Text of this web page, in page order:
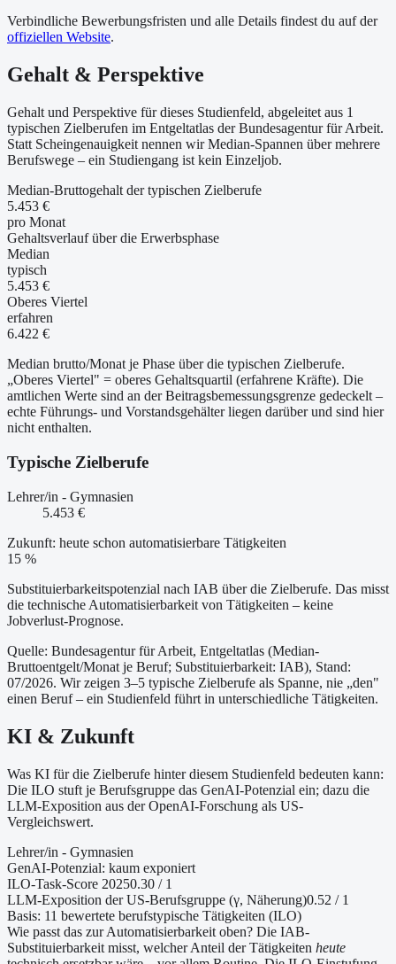
Verbindliche Bewerbungsfristen und alle Details findest du auf der
offiziellen Website.
Gehalt & Perspektive
Gehalt und Perspektive für dieses Studienfeld, abgeleitet aus 1
typischen Zielberufen im Entgeltatlas der Bundesagentur für Arbeit.
Statt Scheingenauigkeit nennen wir Median-Spannen über mehrere
Berufswege – ein Studiengang ist kein Einzeljob.
Median-Bruttogehalt der typischen Zielberufe
5.453 €
pro Monat
Gehaltsverlauf über die Erwerbsphase
Median
typisch
5.453 €
Oberes Viertel
erfahren
6.422 €
Median brutto/Monat je Phase über die typischen Zielberufe.
„Oberes Viertel" = oberes Gehaltsquartil (erfahrene Kräfte). Die
amtlichen Werte sind an der Beitragsbemessungsgrenze gedeckelt –
echte Führungs- und Vorstandsgehälter liegen darüber und sind hier
nicht enthalten.
Typische Zielberufe
Lehrer/in - Gymnasien
5.453 €
Zukunft: heute schon automatisierbare Tätigkeiten
15 %
Substituierbarkeitspotenzial nach IAB über die Zielberufe. Das misst
die technische Automatisierbarkeit von Tätigkeiten – keine
Jobverlust-Prognose.
Quelle: Bundesagentur für Arbeit, Entgeltatlas (Median-
Bruttoentgelt/Monat je Beruf; Substituierbarkeit: IAB), Stand:
07/2026. Wir zeigen 3–5 typische Zielberufe als Spanne, nie „den"
einen Beruf – ein Studienfeld führt in unterschiedliche Tätigkeiten.
KI & Zukunft
Was KI für die Zielberufe hinter diesem Studienfeld bedeuten kann:
Die ILO stuft je Berufsgruppe das GenAI-Potenzial ein; dazu die
LLM-Exposition aus der OpenAI-Forschung als US-
Vergleichswert.
Lehrer/in - Gymnasien
GenAI-Potenzial: kaum exponiert
ILO-Task-Score 20250.30 / 1
LLM-Exposition der US-Berufsgruppe (γ, Näherung)0.52 / 1
Basis: 11 bewertete berufstypische Tätigkeiten (ILO)
Wie passt das zur Automatisierbarkeit oben? Die IAB-
Substituierbarkeit misst, welcher Anteil der Tätigkeiten heute